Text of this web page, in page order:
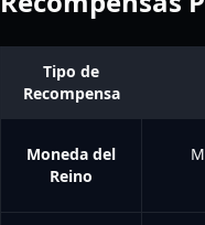
Tipo de
Recompensa
Moneda del
Reino